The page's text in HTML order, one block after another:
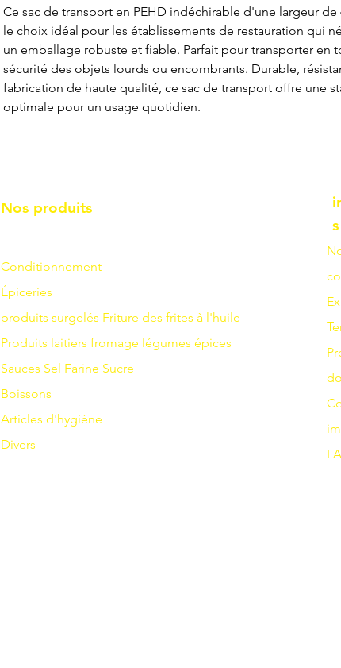
Ce sac de transport en PEHD indéchirable d'une largeur de
le choix idéal pour les établissements de restauration qui
un emballage robuste et fiable. Parfait pour transporter en
sécurité des objets lourds ou encombrants. Durable,
fabrication de haute qualité, ce sac de transport offre une
optimale pour un usage quotidien.
Nos produits
Conditionnement
Épiceries
produits surgelés Friture des frites à l'huile
Produits laitiers fromage légumes épices
Sauces Sel Farine Sucre
Boissons
Articles d'hygiène
Divers
s